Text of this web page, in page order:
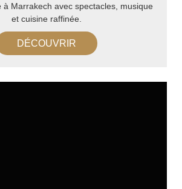
à Marrakech avec spectacles, musique
et cuisine raffinée.
DÉCOUVRIR